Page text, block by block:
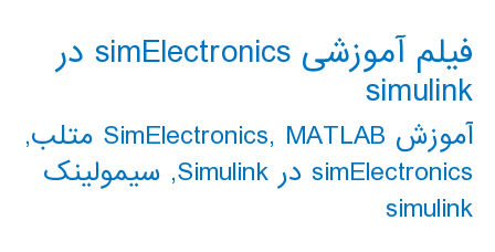
فیلم آموزشی simElectronics در
simulink
آموزش SimElectronics , MATLAB متلب
,
simElectronics در Simulink
, سیمولینک
simulink